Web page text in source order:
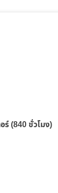
ร์ (840 ชั่วโมง)